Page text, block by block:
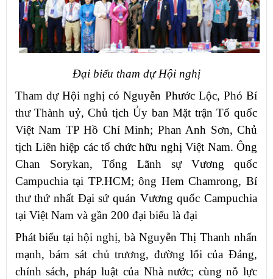
Đại biểu tham dự Hội nghị
Tham dự Hội nghị có Nguyễn Phước Lộc, Phó Bí
thư Thành uỷ, Chủ tịch Ủy ban Mặt trận Tổ quốc
Việt Nam TP Hồ Chí Minh; Phan Anh Sơn, Chủ
tịch Liên hiệp các tổ chức hữu nghị Việt Nam. Ông
Chan Sorykan, Tổng Lãnh sự Vương quốc
Campuchia tại TP.HCM; ông Hem Chamrong, Bí
thư thứ nhất Đại sứ quán Vương quốc Campuchia
tại Việt Nam và gần 200 đại biểu là đại
Phát biểu tại hội nghị, bà Nguyễn Thị Thanh nhấn
mạnh, bám sát chủ trương, đường lối của Đảng,
chính sách, pháp luật của Nhà nước; cùng nỗ lực